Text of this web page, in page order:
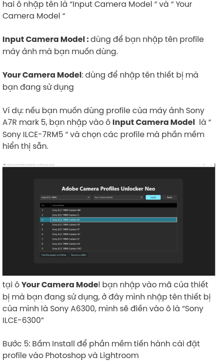
hai ô nhập tên là “Input Camera Model “ và “ Your
Camera Model “
Input Camera Model :dùng để bạn nhập tên profile
máy ảnh mà bạn muốn dùng.
Your Camera Model: dùng để nhập tên thiết bị mà
bạn đang sử dụng
Ví dụ: nếu bạn muốn dùng profile của máy ảnh Sony
A7R mark 5, bạn nhập vào ô Input Camera Model là “
Sony ILCE-7RM5 “ và chọn các profile mà phần mềm
hiển thị sẵn.
tại ôYour Camera Model bạn nhập vào mã của thiết
bị mà bạn đang sử dụng, ở đây mình nhập tên thiết bị
của mình là Sony A6300, mình sẽ điền vào ô là “Sony
ILCE-6300”
Bước 5: Bấm Install để phần mềm tiến hành cài đặt
profile vào Photoshop và Lightroom